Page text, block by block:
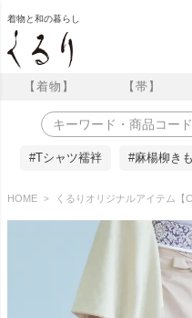
着物と和の暮らし
【着物】 【帯】
#Tシャツ襦袢 #麻楊柳き
HOME くるりオリジナルアイテム【